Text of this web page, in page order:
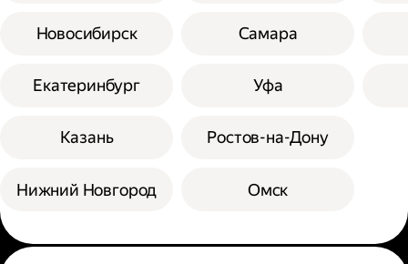
Новосибирск
Екатеринбург
Казань
Нижний Новгород
Самара
Уфа
Ростов-на-Дону
Омск